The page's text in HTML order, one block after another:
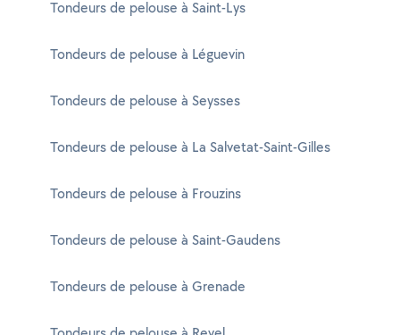
Tondeurs de pelouse à Saint-Lys
Tondeurs de pelouse à Léguevin
Tondeurs de pelouse à Seysses
Tondeurs de pelouse à La Salvetat-Saint-Gilles
Tondeurs de pelouse à Frouzins
Tondeurs de pelouse à Saint-Gaudens
Tondeurs de pelouse à Grenade